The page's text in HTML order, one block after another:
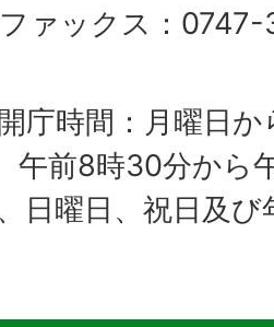
ファックス：
開庁時間：月曜日か
午前8時30分から
、日曜日、祝日及